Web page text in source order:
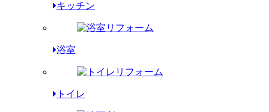
キッチン
浴室
トイレ